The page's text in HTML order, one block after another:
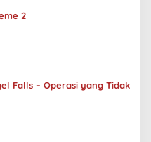
2
Falls – Operasi yang Tidak